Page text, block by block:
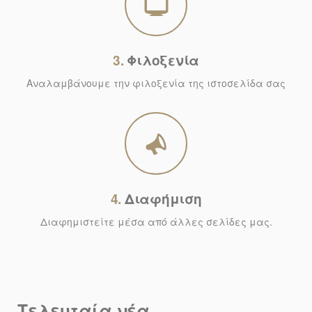
3. Φιλοξενία
Αναλαμβάνουμε την φιλοξενία της ιστοσελίδα σας
4. Διαφήμιση
Διαφημιστείτε μέσα από άλλες σελίδες μας.